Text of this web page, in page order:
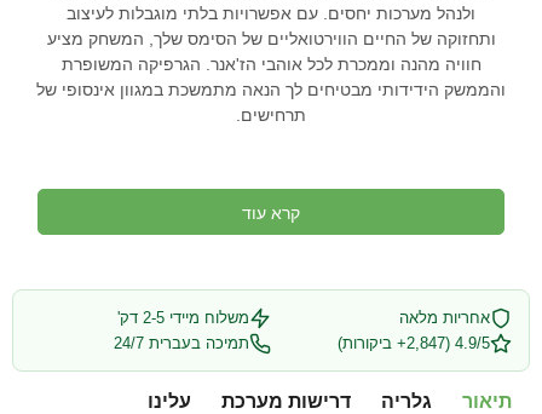
ולנהל מערכות יחסים. עם אפשרויות בלתי מוגבלות לעיצוב
ותחזוקה של החיים הווירטואליים של הסימס שלך, המשחק מציע
חוויה מהנה וממכרת לכל אוהבי הז'אנר. הגרפיקה המשופרת
והממשק הידידותי מבטיחים לך הנאה מתמשכת במגוון אינסופי של
תרחישים.
קרא עוד
אחריות מלאה
משלוח מיידי 2-5 דק'
4.9/5 (2,847+ ביקורות)
תמיכה בעברית 24/7
תיאור גלריה דרישות מערכת עלינו